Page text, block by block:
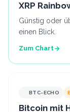
XRP
Günstig oder
einen Blick.
Zum Chart
BTC-ECHO
Bitcoin mit